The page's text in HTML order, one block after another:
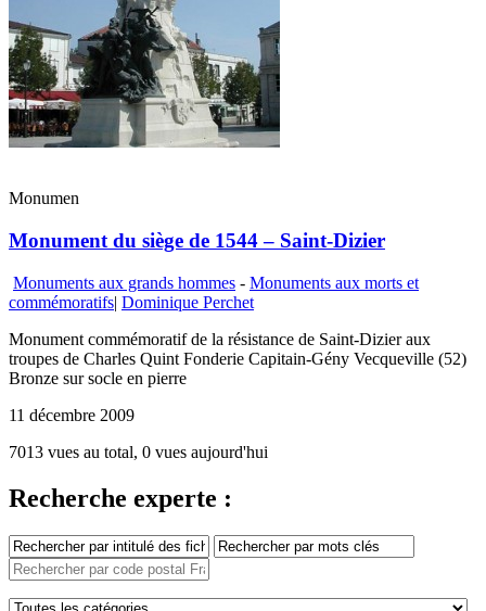
Monumen
Monument du siège de 1544 – Saint-Dizier
Monuments aux grands hommes - Monuments aux morts et
commémoratifs| Dominique Perchet
Monument commémoratif de la résistance de Saint-Dizier aux
troupes de Charles Quint Fonderie Capitain-Gény Vecqueville (52)
Bronze sur socle en pierre
11 décembre 2009
7013 vues au total, 0 vues aujourd'hui
Recherche experte :